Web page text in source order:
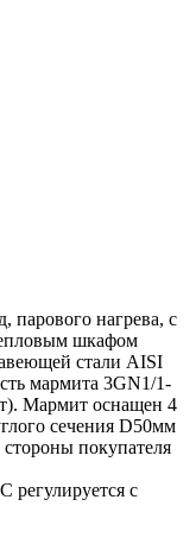
парового нагрева, с
шкафом
стали AISI
мармита 3GN1/1-
Мармит оснащен 4
сечения D50мм
покупателя
регулируется с